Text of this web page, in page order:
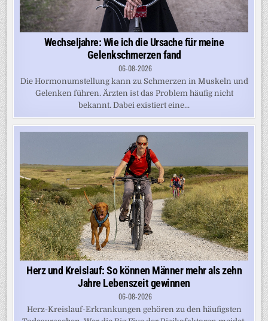
Wechseljahre: Wie ich die Ursache für meine
Gelenkschmerzen fand
06-08-2026
Die Hormonumstellung kann zu Schmerzen in Muskeln und
Gelenken führen. Ärzten ist das Problem häufig nicht
bekannt. Dabei existiert eine...
Herz und Kreislauf: So können Männer mehr als zehn
Jahre Lebenszeit gewinnen
06-08-2026
Herz-Kreislauf-Erkrankungen gehören zu den häufigsten